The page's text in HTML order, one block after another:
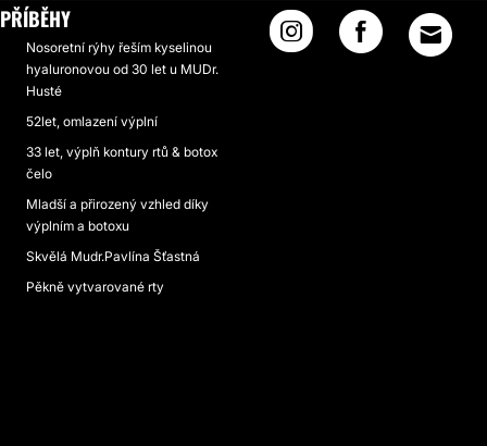
PŘÍBĚHY
Nosoretní rýhy řeším kyselinou
hyaluronovou od 30 let u MUDr.
Husté
52let, omlazení výplní
33 let, výplň kontury rtů & botox
čelo
Mladší a přirozený vzhled díky
výplním a botoxu
Skvělá Mudr.Pavlína Šťastná
Pěkně vytvarované rty